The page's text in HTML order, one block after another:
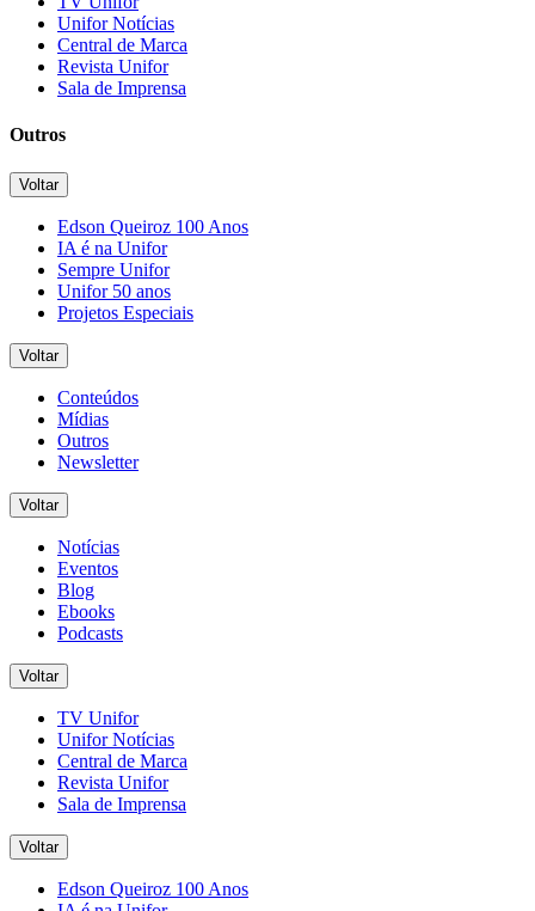
Unifor Notícias
Central de Marca
Revista Unifor
Sala de Imprensa
Outros
Voltar
Edson Queiroz 100 Anos
IA é na Unifor
Sempre Unifor
Unifor 50 anos
Projetos Especiais
Voltar
Conteúdos
Mídias
Outros
Newsletter
Voltar
Notícias
Eventos
Blog
Ebooks
Podcasts
Voltar
TV Unifor
Unifor Notícias
Central de Marca
Revista Unifor
Sala de Imprensa
Voltar
Edson Queiroz 100 Anos